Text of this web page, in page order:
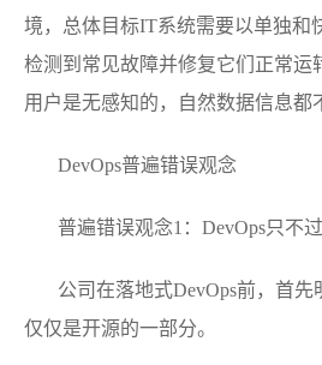
境，总体目标IT系统需要以单独和
检测到常见故障并修复它们正常运
用户是无感知的，自然数据信息都
DevOps普遍错误观念
普遍错误观念1：DevOps只不
公司在落地式DevOps前，首先
仅仅是开源的一部分。